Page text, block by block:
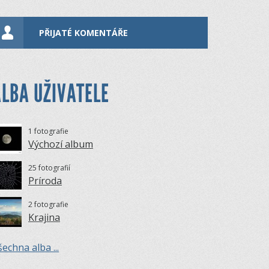
PŘIJATÉ KOMENTÁŘE
UŽIVATELE
1 fotografie
Výchozí album
25 fotografií
Príroda
2 fotografie
Krajina
alba ...